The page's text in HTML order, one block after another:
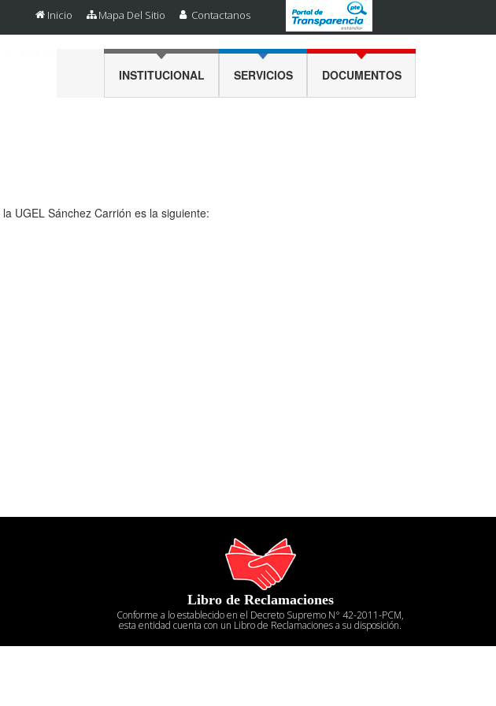
Inicio Mapa Del Sitio Contactanos
INSTITUCIONAL SERVICIOS DOCUMENTOS
UGEL Sánchez Carrión es la siguiente:
Libro de Reclamaciones
Conforme a lo establecido en el Decreto Supremo N° 42-2011-PCM,
esta entidad cuenta con un Libro de Reclamaciones a su disposición.